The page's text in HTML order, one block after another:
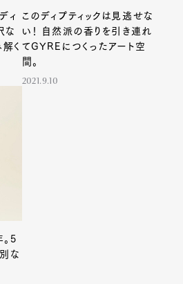
ィ
な
く
このディプティックは見逃せな
い！ 自然派の香りを引き連れ
てGYREにつくったアート空
間。
2021.9.10
5
な